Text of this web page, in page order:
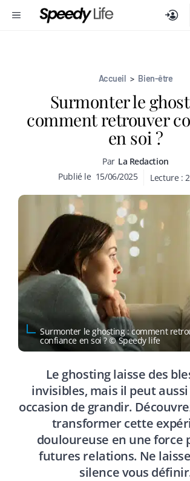
MENU
Accueil > Bien-être
Surmonter le
comment retrouver
en soi ?
Par La Redaction
Publié le 15/06/2025 Lecture : 2
Surmonter le ghosting : comment
confiance en soi ? © Speedy life
Le ghosting laisse des
invisibles, mais il peut
occasion de grandir.
transformer cette
douloureuse en une force
futures relations. Ne
silence vous